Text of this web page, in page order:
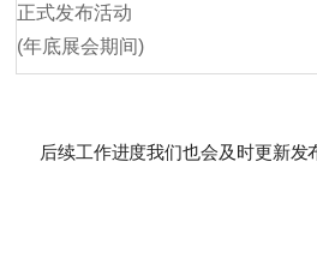
正式发布活动
(年底展会期间)
后续工作进度我们也会及时更新发